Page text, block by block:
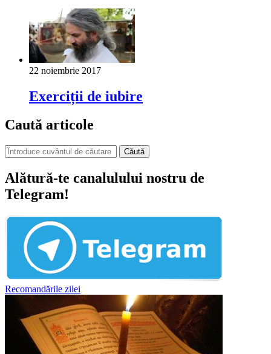
22 noiembrie 2017
Exerciții de iubire
Caută articole
Căută
Alătură-te canalulului nostru de
Telegram!
Recomandările zilei